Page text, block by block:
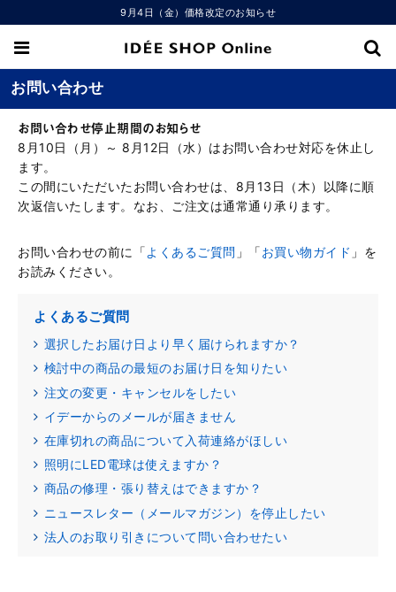
9月4日（金）価格改定のお知らせ
お問い合わせ
お問い合わせ停止期間のお知らせ
8月10日（月）～ 8月12日（水）はお問い合わせ対応を休止し
ます。
この間にいただいたお問い合わせは、8月13日（木）以降に順
次返信いたします。なお、ご注文は通常通り承ります。
お問い合わせの前に「よくあるご質問 」「お買い物ガイド 」を
お読みください。
よくあるご質問
選択したお届け日より早く届けられますか？
検討中の商品の最短のお届け日を知りたい
注文の変更・キャンセルをしたい
イデーからのメールが届きません
在庫切れの商品について入荷連絡がほしい
照明にLED電球は使えますか？
商品の修理・張り替えはできますか？
ニュースレター（メールマガジン）を停止したい
法人のお取り引きについて問い合わせたい